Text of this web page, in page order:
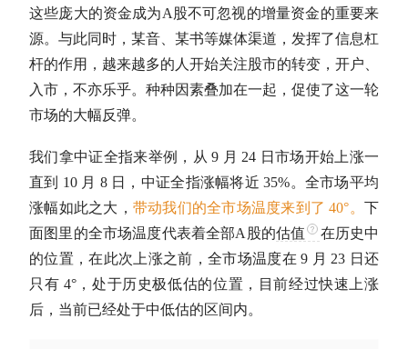
这些庞大的资金成为A股不可忽视的增量资金的重要来
源。与此同时，某音、某书等媒体渠道，发挥了信息杠
杆的作用，越来越多的人开始关注股市的转变，开户、
入市，不亦乐乎。种种因素叠加在一起，促使了这一轮
市场的大幅反弹。
我们拿中证全指来举例，从 9 月 24 日市场开始上涨一
直到 10 月 8 日，中证全指涨幅将近 35%。全市场平均
涨幅如此之大， 带动我们的全市场温度来到了 40°。下
面图里的全市场温度代表着全部A股的估值
在历史中
的位置，在此次上涨之前，全市场温度在 9 月 23 日还
只有 4°，处于历史极低估的位置，目前经过快速上涨
后，当前已经处于中低估的区间内。